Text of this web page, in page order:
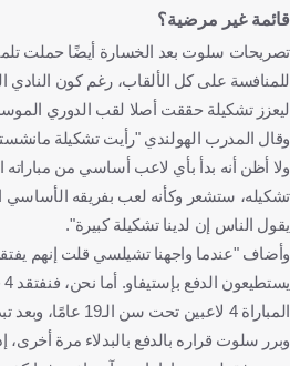
قائمة غير مرضية؟
تصريحات سلوت بعد الخسارة أيضًا حملت
للمنافسة على كل الألقاب، رغم كون النادي
ليعزز تشكيلة حققت أصلا لقب الدوري
وقال المدرب الهولندي "رأيت تشكيلة
ولا أظن أنه بدأ بأي لاعب أساسي من مباراته
تشكيله، ستشعر وكأنه لعب بفريقه الأساسي
يقول الناس إن لدينا تشكيلة كبيرة".
المباراة 4 لاعبين تحت سن الـ19 عامًا، وبعد تبديلين فقط أصبح لدينا 6".
وبرر سلوت قراره بالدفع بالبدلاء مرة أخرى،